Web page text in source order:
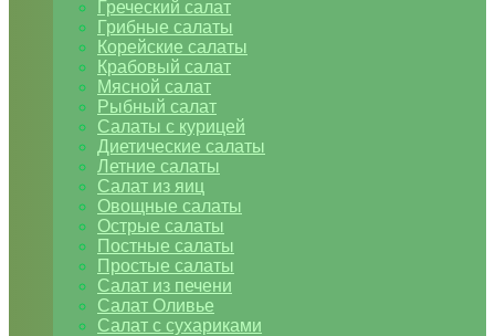
Греческий салат
Грибные салаты
Корейские салаты
Крабовый салат
Мясной салат
Рыбный салат
Салаты с курицей
Диетические салаты
Летние салаты
Салат из яиц
Овощные салаты
Острые салаты
Постные салаты
Простые салаты
Салат из печени
Салат Оливье
Салат с сухариками